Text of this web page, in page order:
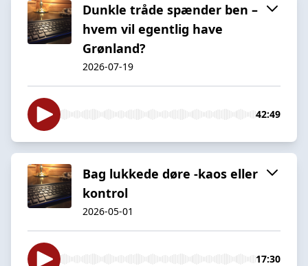
Dunkle tråde spænder ben –
hvem vil egentlig have
Grønland?
2026-07-19
42:49
Bag lukkede døre -kaos eller
kontrol
2026-05-01
17:30